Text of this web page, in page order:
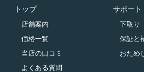
トップ
店舗案内
価格一覧
当店の口コミ
よくある質問
サポート
下取り
保証と
おため